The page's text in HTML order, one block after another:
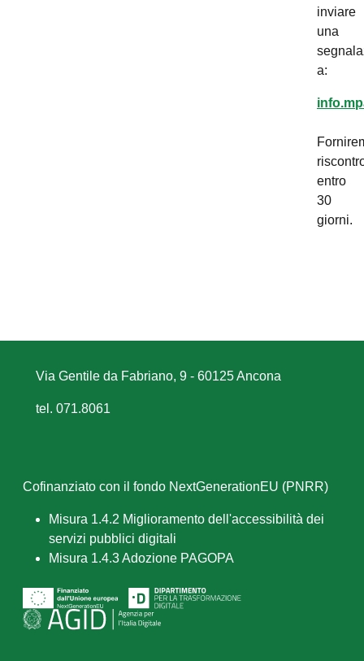
inviare
una
a:
entro
30
giorni.
Via Gentile da Fabriano, 9 - 60125 Ancona
tel. 071.8061
Cofinanziato con il fondo NextGenerationEU (PNRR)
Misura 1.4.2 Miglioramento dell'accessibilità dei
servizi pubblici digitali
Misura 1.4.3 Adozione PAGOPA